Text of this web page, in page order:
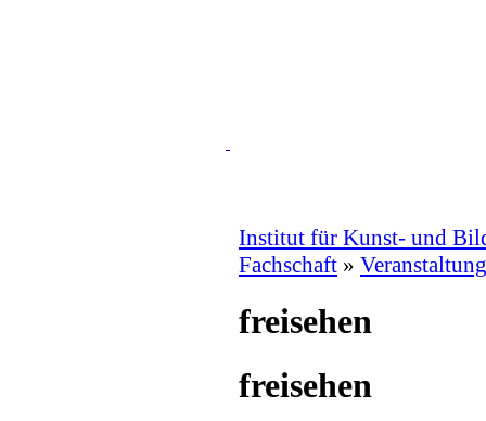
Institut für Kunst- und
Fachschaft »
freisehen
freisehen